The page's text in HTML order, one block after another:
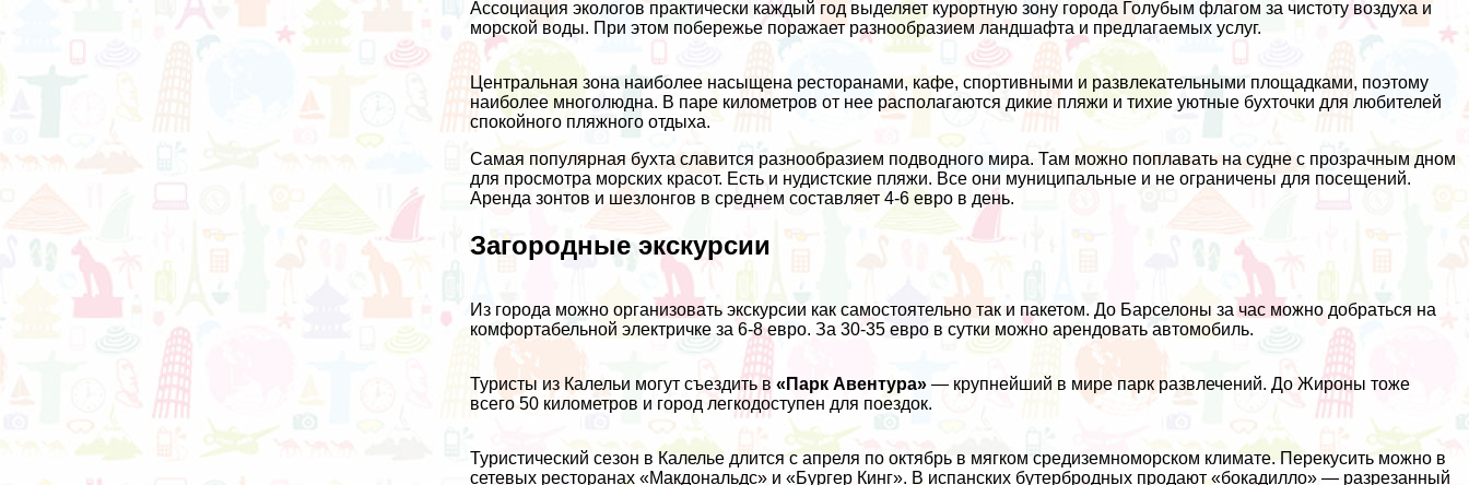
Ассоциация экологов практически каждый год выделяет курортную зону города Голубым флагом за чистоту воздуха и
морской воды. При этом побережье поражает разнообразием ландшафта и предлагаемых услуг.
Центральная зона наиболее насыщена ресторанами, кафе, спортивными и развлекательными площадками, поэтому
наиболее многолюдна. В паре километров от нее располагаются дикие пляжи и тихие уютные бухточки для любителей
спокойного пляжного отдыха.
Самая популярная бухта славится разнообразием подводного мира. Там можно поплавать на судне с прозрачным дном
для просмотра морских красот. Есть и нудистские пляжи. Все они муниципальные и не ограничены для посещений.
Аренда зонтов и шезлонгов в среднем составляет 4-6 евро в день.
Загородные экскурсии
Из города можно организовать экскурсии как самостоятельно так и пакетом. До Барселоны за час можно добраться на
комфортабельной электричке за 6-8 евро. За 30-35 евро в сутки можно арендовать автомобиль.
Туристы из Калельи могут съездить в«Парк Авентура» — крупнейший в мире парк развлечений. До Жироны тоже
всего 50 километров и город легкодоступен для поездок.
Туристический сезон в Калелье длится с апреля по октябрь в мягком средиземноморском климате. Перекусить можно в
сетевых ресторанах «Макдональдс» и «Бургер Кинг». В испанских бутербродных продают «бокадилло» — разрезанный